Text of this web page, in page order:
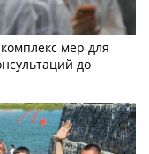
мер для
до